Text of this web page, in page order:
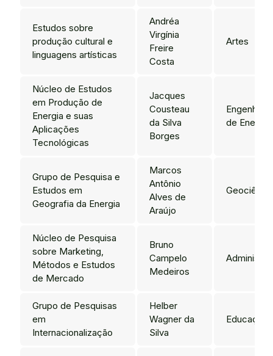
Estudos sobre
produção cultural e
linguagens artísticas
Andréa
Virgínia
Freire
Costa
Artes
Núcleo de Estudos
em Produção de
Energia e suas
Aplicações
Tecnológicas
Jacques
Cousteau
da Silva
Borges
Engenharia
de Energia
Grupo de Pesquisa e
Estudos em
Geografia da Energia
Marcos
Antônio
Alves de
Araújo
Núcleo de Pesquisa
sobre Marketing,
Métodos e Estudos
de Mercado
Bruno
Campelo
Medeiros
Grupo de Pesquisas
em
Internacionalização
Helber
Wagner da
Silva
Educação